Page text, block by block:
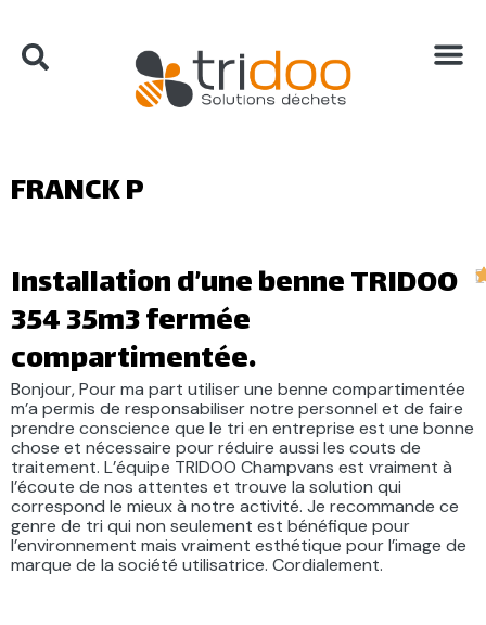
FRANCK P
Installation d’une benne TRIDOO
354 35m3 fermée
compartimentée.
Bonjour, Pour ma part utiliser une benne compartimentée
m’a permis de responsabiliser notre personnel et de faire
prendre conscience que le tri en entreprise est une bonne
chose et nécessaire pour réduire aussi les couts de
traitement. L’équipe TRIDOO Champvans est vraiment à
l’écoute de nos attentes et trouve la solution qui
correspond le mieux à notre activité. Je recommande ce
genre de tri qui non seulement est bénéfique pour
l’environnement mais vraiment esthétique pour l’image de
marque de la société utilisatrice. Cordialement.